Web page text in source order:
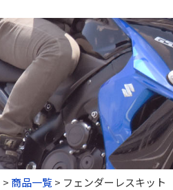
> 商品一覧 > フェンダーレスキット